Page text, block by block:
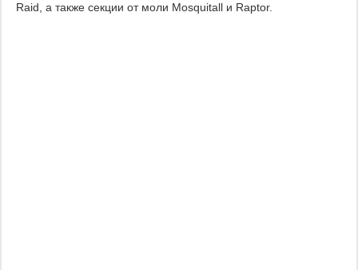
Raid, а также секции от моли Mosquitall и Raptor.